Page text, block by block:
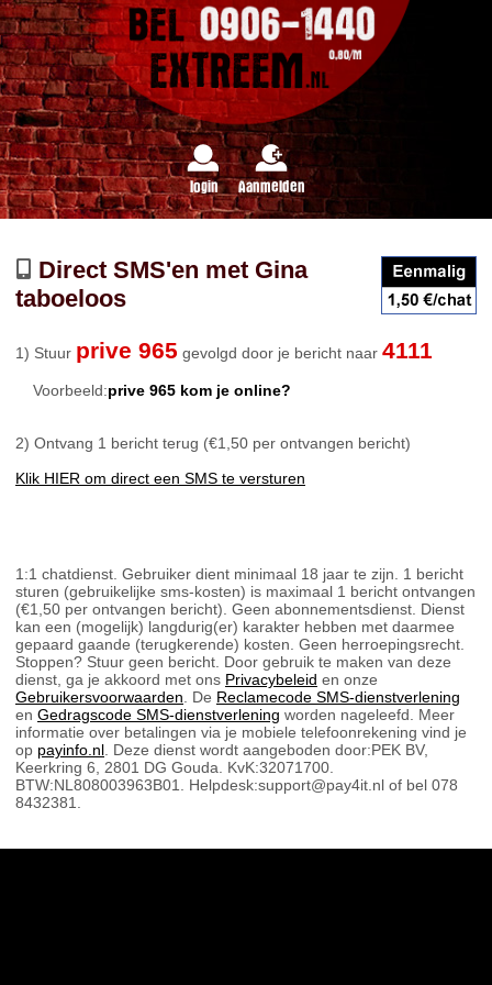
login Aanmelden
Direct SMS'en met Gina
taboeloos
1) Stuur prive 965 gevolgd door je bericht naar 4111
Voorbeeld:prive 965 kom je online?
2) Ontvang 1 bericht terug (€1,50 per ontvangen bericht)
Klik HIER om direct een SMS te versturen
1:1 chatdienst. Gebruiker dient minimaal 18 jaar te zijn. 1 bericht
sturen (gebruikelijke sms-kosten) is maximaal 1 bericht ontvangen
(€1,50 per ontvangen bericht). Geen abonnementsdienst. Dienst
kan een (mogelijk) langdurig(er) karakter hebben met daarmee
gepaard gaande (terugkerende) kosten. Geen herroepingsrecht.
Stoppen? Stuur geen bericht. Door gebruik te maken van deze
dienst, ga je akkoord met ons Privacybeleid en onze
Gebruikersvoorwaarden . De Reclamecode SMS-dienstverlening
en Gedragscode SMS-dienstverlening worden nageleefd. Meer
informatie over betalingen via je mobiele telefoonrekening vind je
op payinfo.nl . Deze dienst wordt aangeboden door:PEK BV,
Keerkring 6, 2801 DG Gouda. KvK:32071700.
BTW:NL808003963B01. Helpdesk:support@pay4it.nl of bel 078
8432381.